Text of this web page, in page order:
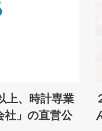
上、時計専業
社」の直営公